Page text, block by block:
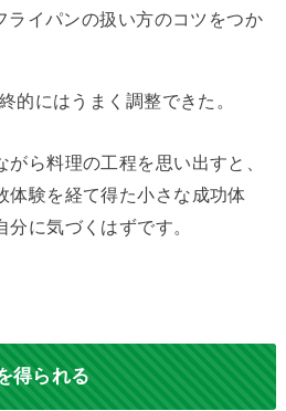
ライパンの扱い方のコツをつか
的にはうまく調整できた。
ら料理の工程を思い出すと、
体験を経て得た小さな成功体
に気づくはずです。
得られる